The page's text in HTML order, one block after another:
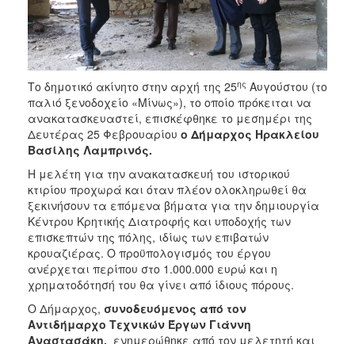
ΤΟΠΟΣ
ΠΟΛΙΤΙΣΜΟΣ
ΑΝΘΕΚΤΙΚΗ
ΠΟΛΗ
Το δημοτικό ακίνητο στην αρχή της 25ης Αυγούστου (το
παλιό ξενοδοχείο «Μίνως»), το οποίο πρόκειται να
ανακατασκευαστεί, επισκέφθηκε το μεσημέρι της
Δευτέρας 25 Φεβρουαρίου ο Δήμαρχος Ηρακλείου
Βασίλης Λαμπρινός.
Η μελέτη για την ανακατασκευή του ιστορικού
κτιρίου προχωρά και όταν πλέον ολοκληρωθεί θα
ξεκινήσουν τα επόμενα βήματα για την δημιουργία
Κέντρου Κρητικής Διατροφής και υποδοχής των
επισκεπτών της πόλης, ιδίως των επιβατών
κρουαζιέρας. Ο προϋπολογισμός του έργου
ανέρχεται περίπου στο 1.000.000 ευρώ και η
χρηματοδότησή του θα γίνει από ίδιους πόρους.
Ο Δήμαρχος, συνοδευόμενος από τον
Αντιδήμαρχο Τεχνικών Έργων Γιάννη
Αναστασάκη, ενημερώθηκε από τον μελετητή και